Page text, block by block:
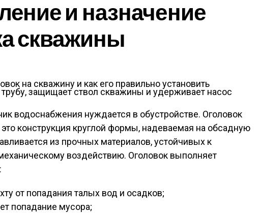
и назначение
скважины
трубу, защищает ствол скважины и удерживает насос
водоснабжения нуждается в обустройстве. Оголовок
конструкция круглой формы, надеваемая на обсадную
из прочных материалов, устойчивых к
воздействию. Оголовок выполняет
от попадания талых вод и осадков;
попадание мусора;